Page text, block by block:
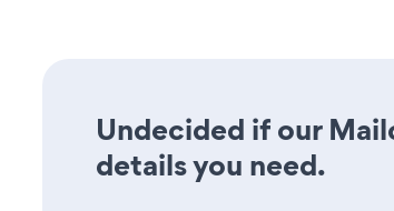
Undecided if our
details you need.